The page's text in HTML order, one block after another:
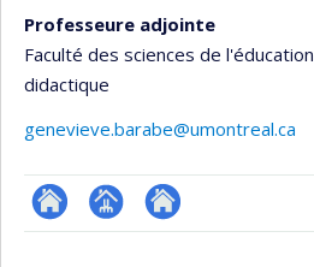
Professeure adjointe
Faculté des sciences de
didactique
genevieve.barabe@umontreal.ca
ResearchGate
Page Site